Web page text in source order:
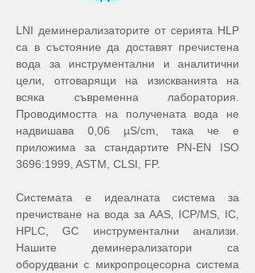
LNI деминерализаторите от серията HLP
са в състояние да доставят пречистена
вода за инструментални и аналитични
цели, отговарящи на изискванията на
всяка съвременна лаборатория.
Проводимостта на получената вода не
надвишава 0,06 µS/cm, така че е
приложима за стандартите PN-EN ISO
3696:1999, ASTM, CLSI, FP.
Системата е идеалната система за
пречистване на вода за AAS, ICP/MS, IC,
HPLC, GC инструментални анализи.
Нашите деминерализатори са
оборудвани с микропроцесорна система